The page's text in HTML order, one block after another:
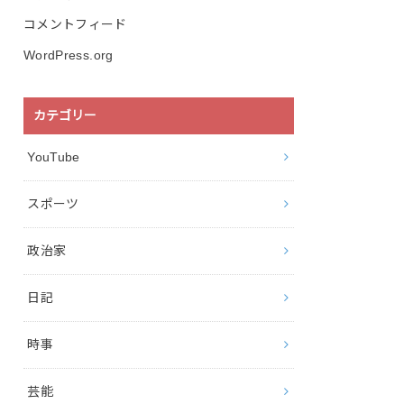
コメントフィード
WordPress.org
カテゴリー
YouTube
スポーツ
政治家
日記
時事
芸能